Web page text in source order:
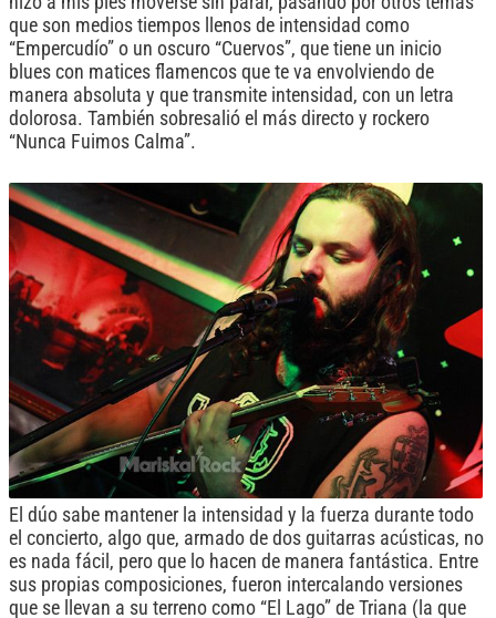
que son medios tiempos llenos de intensidad como
“Empercudío” o un oscuro “Cuervos”, que tiene un inicio
blues con matices flamencos que te va envolviendo de
manera absoluta y que transmite intensidad, con un letra
dolorosa. También sobresalió el más directo y rockero
“Nunca Fuimos Calma”.
El dúo sabe mantener la intensidad y la fuerza durante todo
el concierto, algo que, armado de dos guitarras acústicas, no
es nada fácil, pero que lo hacen de manera fantástica. Entre
sus propias composiciones, fueron intercalando versiones
que se llevan a su terreno como “El Lago” de Triana (la que